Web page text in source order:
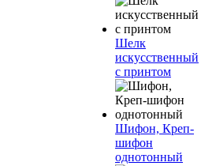
Шелк
искусственный
с принтом
Шифон, Креп-
шифон
однотонный